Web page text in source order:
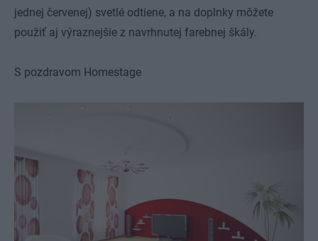
jednej červenej) svetlé odtiene, a na doplnky môžete
použiť aj výraznejšie z navrhnutej farebnej škály.
S pozdravom Homestage